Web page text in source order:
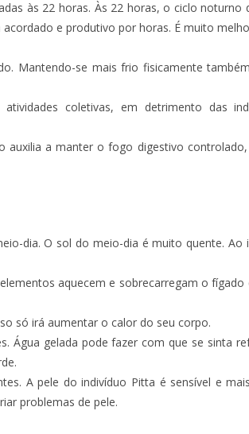
às 22 horas. Às 22 horas, o ciclo
e produtivo por horas. É muito
Mantendo-se mais frio fisicamente
atividades coletivas, em detrimento das
auxilia a manter o fogo digestivo
dia. O sol do meio-dia é muito quente. Ao
aquecem e sobrecarregam o
só irá aumentar o calor do seu corpo.
Água gelada pode fazer com que se sinta
A pele do indivíduo Pitta é sensível e
problemas de pele.